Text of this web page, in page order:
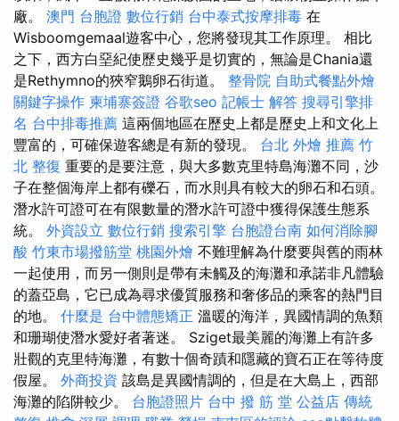
廠。 澳門 台胞證 數位行銷 台中泰式按摩排毒 在
Wisboomgemaal遊客中心，您將發現其工作原理。 相比
之下，西方白堊紀使歷史幾乎是切實的，無論是Chania還
是Rethymno的狹窄鵝卵石街道。 整骨院 自助式餐點外燴
關鍵字操作 柬埔寨簽證 谷歌seo 記帳士 解答 搜尋引擎排
名 台中排毒推薦 這兩個地區在歷史上都是歷史上和文化上
豐富的，可確保遊客總是有新的發現。 台北 外燴 推薦 竹
北 整復 重要的是要注意，與大多數克里特島海灘不同，沙
子在整個海岸上都有礫石，而水則具有較大的卵石和石頭。
潛水許可證可在有限數量的潛水許可證中獲得保護生態系
統。 外資設立 數位行銷 搜索引擎 台胞證台南 如何消除腳
酸 竹東市場撥筋堂 桃園外燴 不難理解為什麼要與舊的雨林
一起使用，而另一側則是帶有未觸及的海灘和承諾非凡體驗
的蓋亞島，它已成為尋求優質服務和奢侈品的乘客的熱門目
的地。 什麼是 台中體態矯正 溫暖的海洋，異國情調的魚類
和珊瑚使潛水愛好者著迷。 Sziget最美麗的海灘上有許多
壯觀的克里特海灘，有數十個奇蹟和隱藏的寶石正在等待度
假屋。 外商投資 該島是異國情調的，但是在大島上，西部
海灘的陷阱較少。 台胞證照片 台中 撥 筋 堂 公益店 傳統